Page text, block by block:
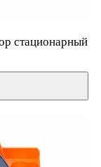
стационарный